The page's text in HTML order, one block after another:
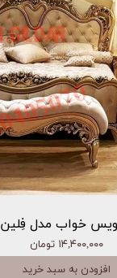
خواب مدل فِلین
۱۴,۴۰۰,۰۰۰ تومان
افزودن به سبد خرید